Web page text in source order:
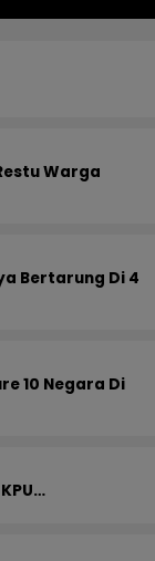
Warga
Bertarung Di 4
10 Negara Di